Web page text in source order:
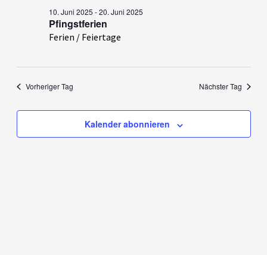
2025Pfingstferien
10. Juni 2025 -20. Juni 2025
Ferien / Feiertage
Vorheriger Tag Nächster Tag
Kalender abonnieren